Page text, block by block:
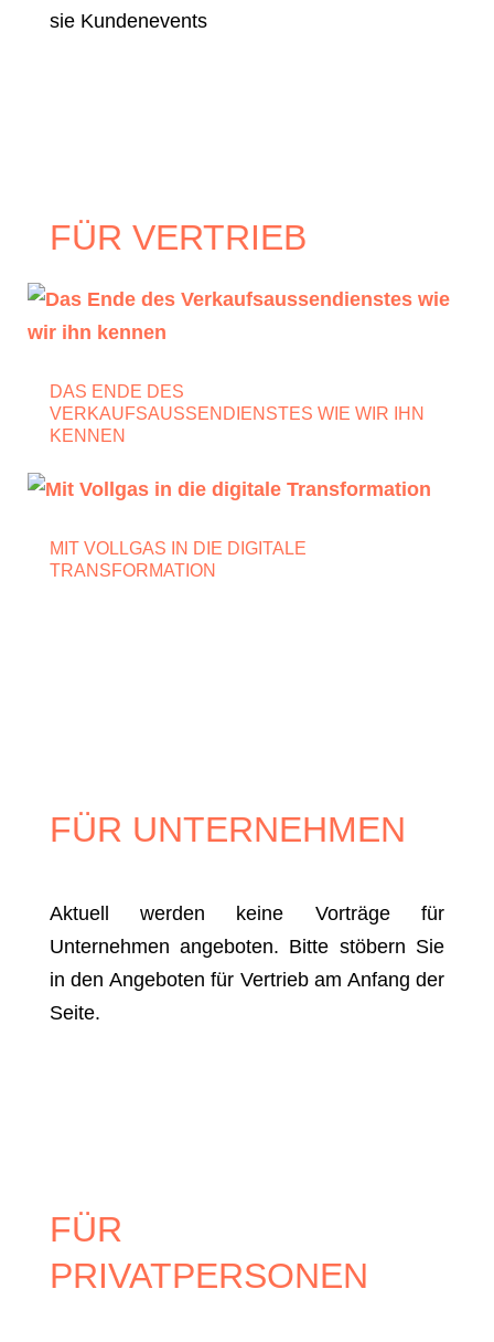
sie Kundenevents
FÜR VERTRIEB
DAS ENDE DES
VERKAUFSAUSSENDIENSTES WIE WIR IHN
KENNEN
MIT VOLLGAS IN DIE DIGITALE
TRANSFORMATION
FÜR UNTERNEHMEN
Aktuell werden keine Vorträge für
Unternehmen angeboten. Bitte stöbern Sie
in den Angeboten für Vertrieb am Anfang der
Seite.
FÜR
PRIVATPERSONEN